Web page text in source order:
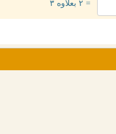
= ۲ بعلاوه ۳